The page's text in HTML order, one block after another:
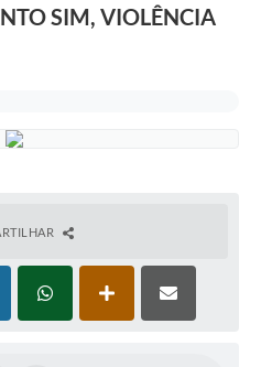
SIM, VIOLÊNCIA